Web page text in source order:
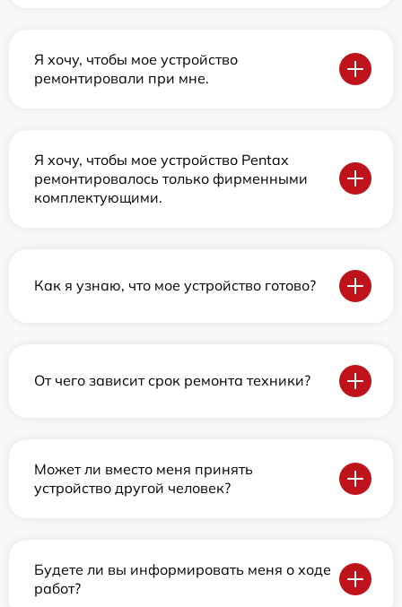
Я хочу, чтобы мое устройство
ремонтировали при мне.
Я хочу, чтобы мое устройство Pentax
ремонтировалось только фирменными
комплектующими.
Как я узнаю, что мое устройство готово?
От чего зависит срок ремонта техники?
Может ли вместо меня принять
устройство другой человек?
Будете ли вы информировать меня о ходе
работ?